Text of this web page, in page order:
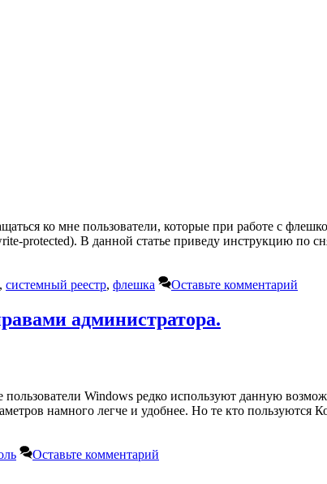
ко мне пользователи, которые при работе с
protected). В данной статье приведу инструкцию
, системный реестр, флешка Оставьте комментарий
администратора.
Windows редко используют данную
намного легче и удобнее. Но те кто пользуются
Оставьте комментарий